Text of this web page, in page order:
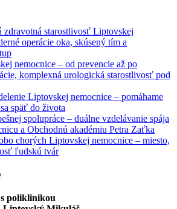
zdravotná starostlivosť Liptovskej
operácie oka, skúsený tím a
nemocnice – od prevencie až po
komplexná urologická starostlivosť pod
Liptovskej nemocnice – pomáhame
späť do života
spolupráce – duálne vzdelávanie spája
a Obchodnú akadémiu Petra Zaťka
chorých Liptovskej nemocnice – miesto,
ľudskú tvár
poliklinikou